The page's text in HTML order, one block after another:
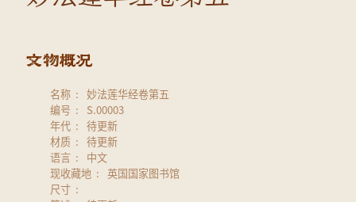
名称
妙法莲华经卷第五
编号
S.00003
年代
待更新
材质
待更新
语言
中文
现收藏地
英国国家图书馆
尺寸